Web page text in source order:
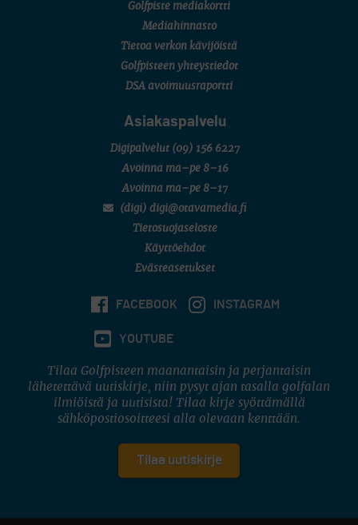
Golfpiste mediakortti
Mediahinnasto
Tietoa verkon kävijöistä
Golfpisteen yhteystiedot
DSA avoimuusraportti
Asiakaspalvelu
Digipalvelut (09) 156 6227
Avoinna ma–pe 8–16
Avoinna ma–pe 8–17
(digi) digi@otavamedia.fi
Tietosuojaseloste
Käyttöehdot
Evästeasetukset
FACEBOOK INSTAGRAM
YOUTUBE
Tilaa Golfpisteen maanantaisin ja perjantaisin
lähetettävä uutiskirje, niin pysyt ajan tasalla golfalan
ilmiöistä ja uutisista! Tilaa kirje syöttämällä
sähköpostiosoitteesi alla olevaan kenttään.
Tilaa uutiskirje